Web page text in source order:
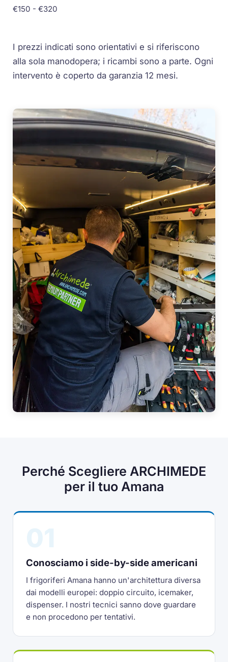
€150 - €320
I prezzi indicati sono orientativi e si riferiscono
alla sola manodopera; i ricambi sono a parte. Ogni
intervento è coperto da garanzia 12 mesi.
Perché Scegliere ARCHIMEDE
per il tuo Amana
Conosciamo i side-by-side americani
I frigoriferi Amana hanno un'architettura diversa
dai modelli europei: doppio circuito, icemaker,
dispenser. I nostri tecnici sanno dove guardare
e non procedono per tentativi.